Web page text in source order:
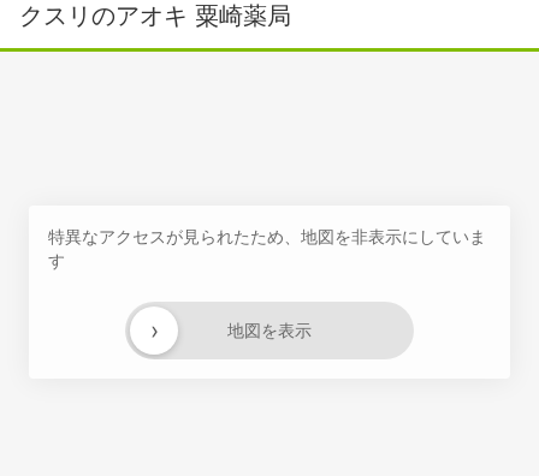
クスリのアオキ 粟崎薬局
特異なアクセスが見られたため、地図を非表示にしていま
す
地図を表示
›